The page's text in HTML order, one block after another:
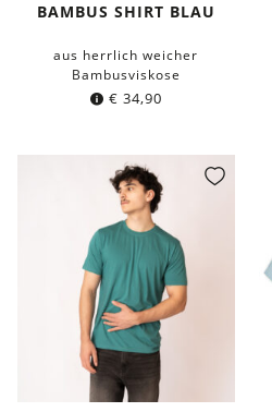
BAMBUS SHIRT BLAU
aus herrlich weicher
Bambusviskose
€ 34,90